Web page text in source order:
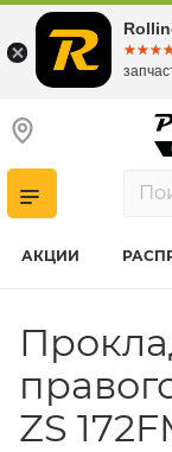
АКЦИИ
ZS